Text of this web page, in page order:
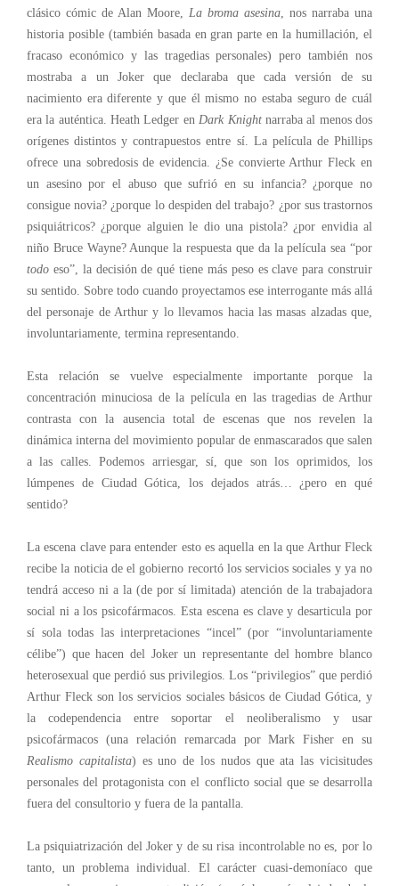
clásico cómic de Alan Moore, La broma asesina , nos narraba una
historia posible (también basada en gran parte en la humillación, el
fracaso económico y las tragedias personales) pero también nos
mostraba a un Joker que declaraba que cada versión de su
nacimiento era diferente y que él mismo no estaba seguro de cuál
era la auténtica. Heath Ledger en Dark Knight narraba al menos dos
orígenes distintos y contrapuestos entre sí. La película de Phillips
ofrece una sobredosis de evidencia. ¿Se convierte Arthur Fleck en
un asesino por el abuso que sufrió en su infancia? ¿porque no
consigue novia? ¿porque lo despiden del trabajo? ¿por sus trastornos
psiquiátricos? ¿porque alguien le dio una pistola? ¿por envidia al
niño Bruce Wayne? Aunque la respuesta que da la película sea “por
todo eso”, la decisión de qué tiene más peso es clave para construir
su sentido. Sobre todo cuando proyectamos ese interrogante más allá
del personaje de Arthur y lo llevamos hacia las masas alzadas que,
involuntariamente, termina representando.
Esta relación se vuelve especialmente importante porque la
concentración minuciosa de la película en las tragedias de Arthur
contrasta con la ausencia total de escenas que nos revelen la
dinámica interna del movimiento popular de enmascarados que salen
a las calles. Podemos arriesgar, sí, que son los oprimidos, los
lúmpenes de Ciudad Gótica, los dejados atrás… ¿pero en qué
sentido?
La escena clave para entender esto es aquella en la que Arthur Fleck
recibe la noticia de el gobierno recortó los servicios sociales y ya no
tendrá acceso ni a la (de por sí limitada) atención de la trabajadora
social ni a los psicofármacos. Esta escena es clave y desarticula por
sí sola todas las interpretaciones “incel” (por “involuntariamente
célibe”) que hacen del Joker un representante del hombre blanco
heterosexual que perdió sus privilegios. Los “privilegios” que perdió
Arthur Fleck son los servicios sociales básicos de Ciudad Gótica, y
la codependencia entre soportar el neoliberalismo y usar
psicofármacos (una relación remarcada por Mark Fisher en su
Realismo capitalista) es uno de los nudos que ata las vicisitudes
personales del protagonista con el conflicto social que se desarrolla
fuera del consultorio y fuera de la pantalla.
La psiquiatrización del Joker y de su risa incontrolable no es, por lo
tanto, un problema individual. El carácter cuasi-demoníaco que